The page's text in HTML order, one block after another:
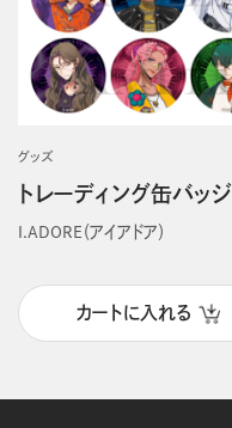
グッズ
トレーディング缶バッジ
I.ADORE（アイアドア）
カートに入れる